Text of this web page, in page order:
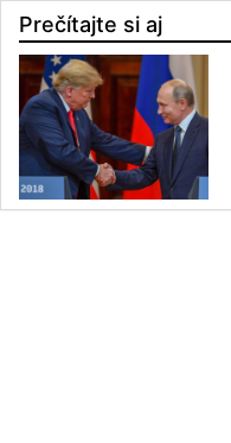
Prečítajte si aj